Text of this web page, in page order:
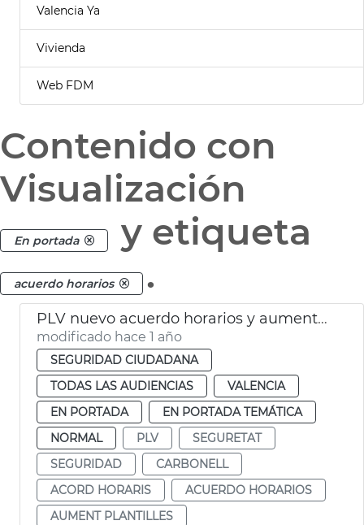
Valencia Ya
Vivienda
Web FDM
Contenido con
Visualización
En portada y etiqueta
acuerdo horarios .
PLV nuevo acuerdo horarios y aumento efectivos fines semana
modificado hace 1 año
SEGURIDAD CIUDADANA
TODAS LAS AUDIENCIAS
VALENCIA
EN PORTADA
EN PORTADA TEMÁTICA
NORMAL
PLV
SEGURETAT
SEGURIDAD
CARBONELL
ACORD HORARIS
ACUERDO HORARIOS
AUMENT PLANTILLES